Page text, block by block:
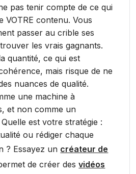
pas tenir compte de ce qui
VOTRE contenu. Vous
passer au crible ses
les vrais gagnants.
quantité, ce qui est
mais risque de ne
nuances de qualité.
une machine à
et non comme un
est votre stratégie :
ou rédiger chaque
? Essayez un créateur de
de créer desvidéos